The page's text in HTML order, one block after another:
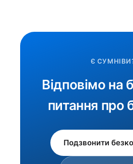
Є
Відповімо на
питання про
Подзвонити